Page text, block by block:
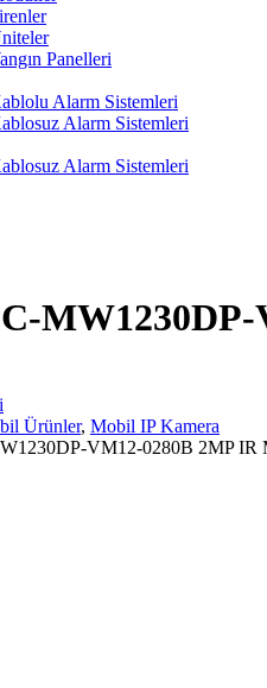
Panelleri
Alarm Sistemleri
Alarm Sistemleri
Alarm Sistemleri
Ürünler, Mobil IP Kamera
VM12-0280B 2MP IR